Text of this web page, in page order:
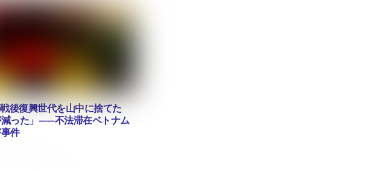
後復興世代を山中に捨てた
減った」——不法滞在ベトナム
件